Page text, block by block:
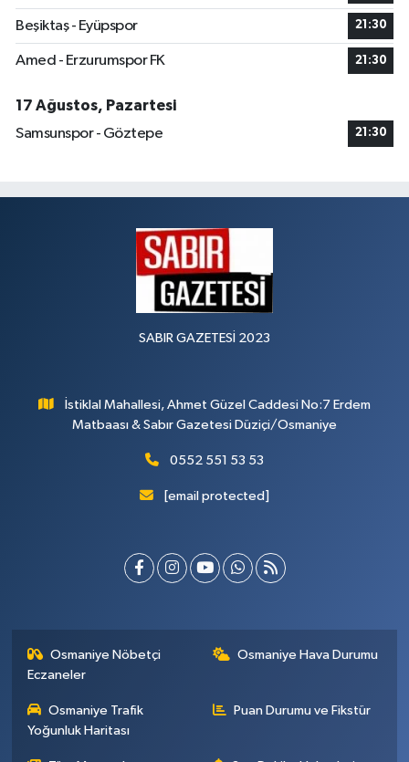
Beşiktaş - Eyüpspor 21:30
Amed - Erzurumspor FK 21:30
17 Ağustos, Pazartesi
Samsunspor - Göztepe
21:30
SABIR GAZETESİ 2023
İstiklal Mahallesi, Ahmet Güzel Caddesi No:7 Erdem
Matbaası & Sabır Gazetesi Düziçi/Osmaniye
0552 551 53 53
[email protected]
Osmaniye Nöbetçi
Eczaneler
Osmaniye Hava Durumu
Osmaniye Trafik
Yoğunluk Haritası
Puan Durumu ve Fikstür